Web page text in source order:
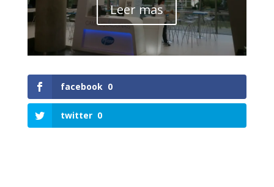
Leer mas
facebook 0
twitter 0